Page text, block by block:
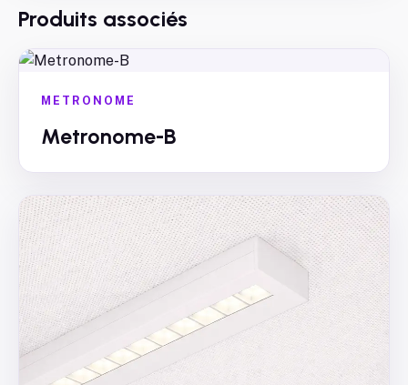
Produits associés
METRONOME
Metronome-B